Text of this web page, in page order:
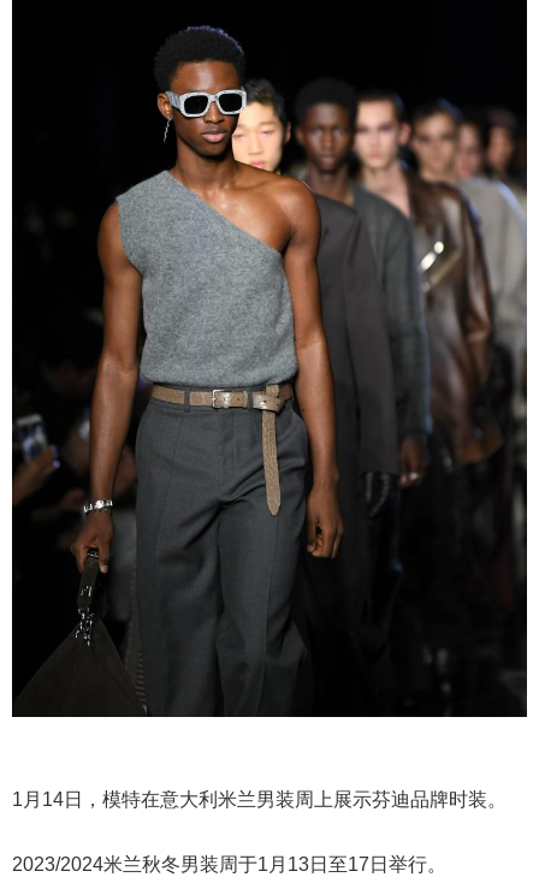
1月14日，模特在意大利米兰男装周上展示芬迪品牌时装。
2023/2024米兰秋冬男装周于1月13日至17日举行。